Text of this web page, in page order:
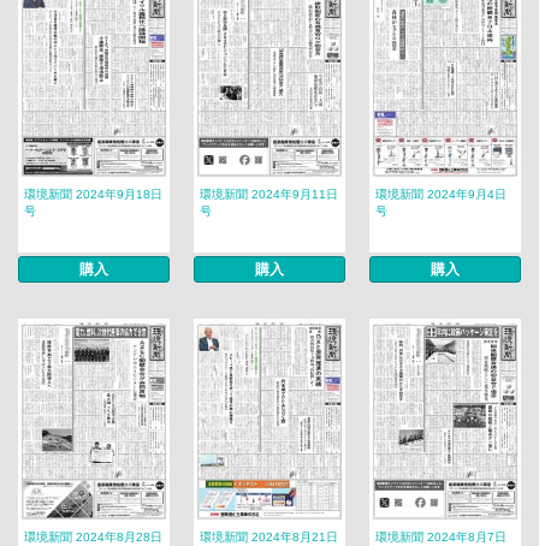
環境新聞 2024年9月18日
号
購入
環境新聞 2024年9月11日
号
購入
環境新聞 2024年9月4日
号
購入
環境新聞 2024年8月28日
環境新聞 2024年8月21日
環境新聞 2024年8月7日